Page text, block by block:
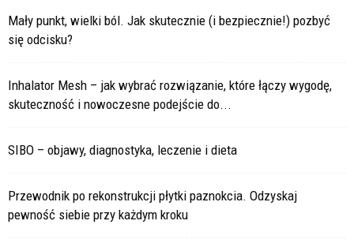
Mały punkt, wielki ból. Jak skutecznie (i bezpiecznie!) pozbyć
się odcisku?
Inhalator Mesh – jak wybrać rozwiązanie, które łączy wygodę,
skuteczność i nowoczesne podejście do...
SIBO – objawy, diagnostyka, leczenie i dieta
Przewodnik po rekonstrukcji płytki paznokcia. Odzyskaj
pewność siebie przy każdym kroku